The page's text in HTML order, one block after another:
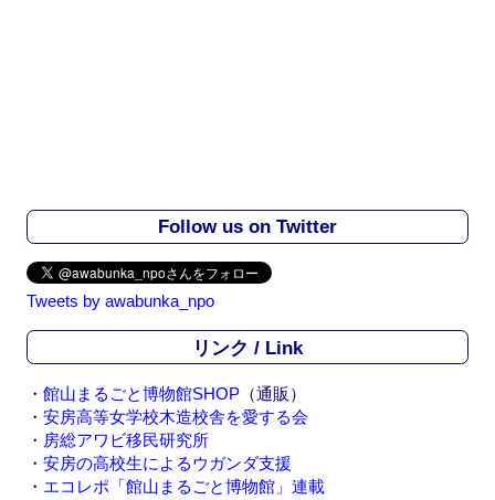
Follow us on Twitter
Tweets by awabunka_npo
リンク / Link
・ 館山まるごと博物館SHOP （通販）
・ 安房高等女学校木造校舎を愛する会
・ 房総アワビ移民研究所
・ 安房の高校生によるウガンダ支援
・ エコレポ「館山まるごと博物館」連載